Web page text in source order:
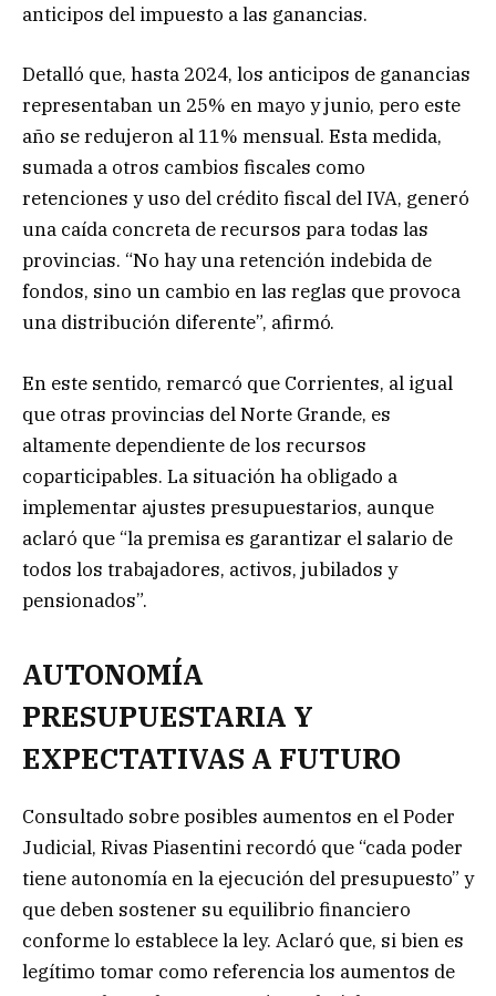
anticipos del impuesto a las ganancias.
Detalló que, hasta 2024, los anticipos de ganancias
representaban un 25% en mayo y junio, pero este
año se redujeron al 11% mensual. Esta medida,
sumada a otros cambios fiscales como
retenciones y uso del crédito fiscal del IVA, generó
una caída concreta de recursos para todas las
provincias. “No hay una retención indebida de
fondos, sino un cambio en las reglas que provoca
una distribución diferente”, afirmó.
En este sentido, remarcó que Corrientes, al igual
que otras provincias del Norte Grande, es
altamente dependiente de los recursos
coparticipables. La situación ha obligado a
implementar ajustes presupuestarios, aunque
aclaró que “la premisa es garantizar el salario de
todos los trabajadores, activos, jubilados y
pensionados”.
AUTONOMÍA
PRESUPUESTARIA Y
EXPECTATIVAS A FUTURO
Consultado sobre posibles aumentos en el Poder
Judicial, Rivas Piasentini recordó que “cada poder
tiene autonomía en la ejecución del presupuesto” y
que deben sostener su equilibrio financiero
conforme lo establece la ley. Aclaró que, si bien es
legítimo tomar como referencia los aumentos de